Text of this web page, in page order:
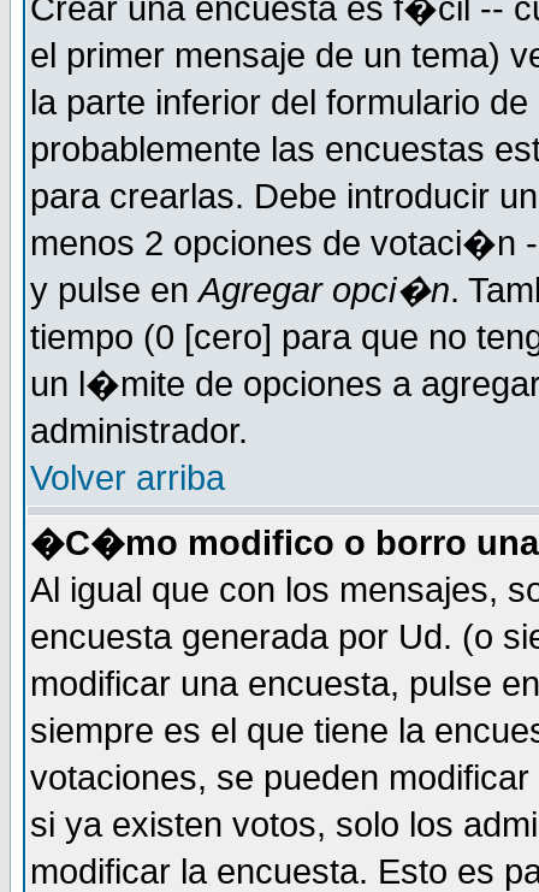
Crear una encuesta es f�cil --
el primer mensaje de un
la parte inferior del formulario
probablemente las encuestas
para crearlas. Debe introducir
menos 2 opciones de votaci�n
y pulse enAgregar opci�n.
tiempo (0 [cero] para que no
un l�mite de opciones a
administrador.
Volver arriba
�C�mo modifico o borro
Al igual que con los mensajes,
encuesta generada por Ud. (o
modificar una encuesta, pulse
siempre es el que tiene la
votaciones, se pueden
si ya existen votos, solo los
modificar la encuesta. Esto es